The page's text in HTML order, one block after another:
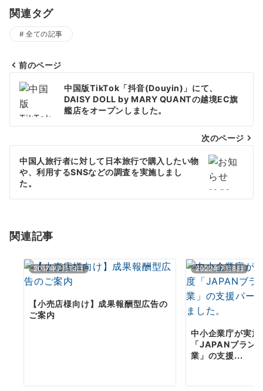
関連タグ
全ての記事
投
稿
ナ
ビ
ゲ
ー
シ
ン
前のページ
中国版TikTok「抖音(Douyin)」にて、
DAISY DOLL by MARY QUANTの越境EC旗
艦店をオープンしました。
次のページ
中国人旅行者に対して日本旅行で購入したい物
や、利用するSNSなどの調査を実施しまし
た。
関連記事
2017年7月13日
【小売店様向け】成果報酬型広告の
ご案内
2022年7月8日
中小企業庁が実
「JAPANブラン
業」の支援...